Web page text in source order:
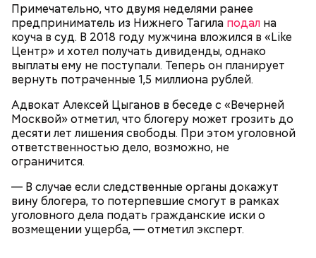
Примечательно, что двумя неделями ранее
предприниматель из Нижнего Тагила подал на
коуча в суд. В 2018 году мужчина вложился в «Like
Центр» и хотел получать дивиденды, однако
выплаты ему не поступали. Теперь он планирует
вернуть потраченные 1,5 миллиона рублей.
Адвокат Алексей Цыганов в беседе с «Вечерней
Москвой» отметил, что блогеру может грозить до
десяти лет лишения свободы. При этом уголовной
ответственностью дело, возможно, не
ограничится.
— В случае если следственные органы докажут
вину блогера, то потерпевшие смогут в рамках
уголовного дела подать гражданские иски о
возмещении ущерба, — отметил эксперт.
Привлекла внимание следователей
случайно
Помимо личности организатора группировки,
журналисты узнали данные еще одного участника
движения — Егора Савельева, который является
рязанским правым активистом, отсидевшим не
менее четырех лет за призывы к экстремизму и
покушение на убийство.